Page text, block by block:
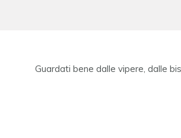
Guardati bene dalle vipere, dalle